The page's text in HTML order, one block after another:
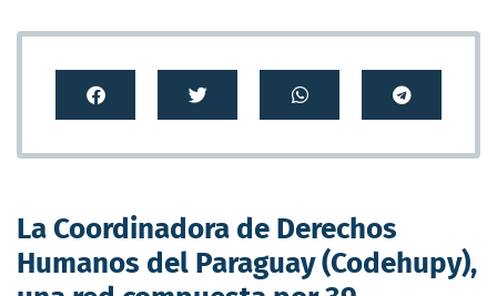
La Coordinadora de Derechos
Humanos del Paraguay (Codehupy),